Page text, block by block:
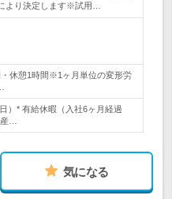
より決定します※試用…
休憩1時間※1ヶ月単位の変形労
）* 有給休暇（入社6ヶ月経過
…
気になる